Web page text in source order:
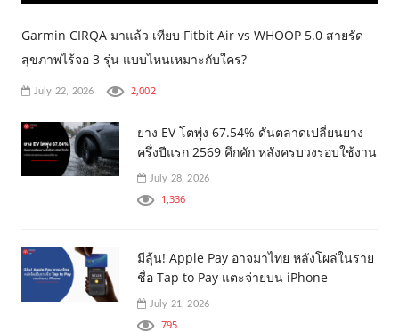
Garmin CIRQA มาแล้ว เทียบ Fitbit Air vs WHOOP 5.0 สายรัด
สุขภาพไร้จอ 3 รุ่น แบบไหนเหมาะกับใคร?
July 22, 2026 2,002
ยาง EV โตพุ่ง 67.54% ดันตลาดเปลี่ยนยาง
ครึ่งปีแรก 2569 คึกคัก หลังครบวงรอบใช้งาน
July 28, 2026
1,336
มีลุ้น! Apple Pay อาจมาไทย หลังโผล่ในราย
ชื่อ Tap to Pay แตะจ่ายบน iPhone
July 21, 2026
795